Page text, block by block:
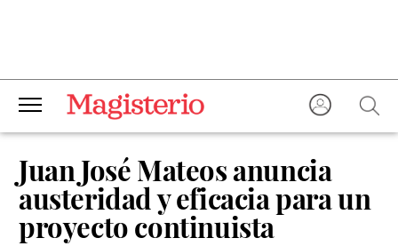
Juan José Mateos anuncia
austeridad y eficacia para un
proyecto continuista